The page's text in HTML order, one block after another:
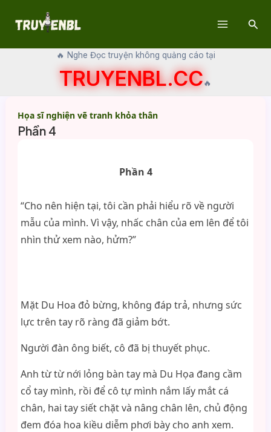
🔥 Nghe Đọc truyện không quảng cáo tại
TRUYENBL.CC🔥
Họa sĩ nghiện vẽ tranh khỏa thân
Phần 4
Phần 4
“Cho nên hiện tại, tôi cần phải hiểu rõ về người
mẫu của mình. Vì vậy, nhấc chân của em lên để tôi
nhìn thử xem nào, hửm?”
Mặt Du Hoa đỏ bừng, không đáp trả, nhưng sức
lực trên tay rõ ràng đã giảm bớt.
Người đàn ông biết, cô đã bị thuyết phục.
Anh từ từ nới lỏng bàn tay mà Du Họa đang cầm
cổ tay mình, rồi để cô tự mình nắm lấy mắt cá
chân, hai tay siết chặt và nâng chân lên, chủ động
đem đóa hoa kiều diễm phơi bày cho anh xem.